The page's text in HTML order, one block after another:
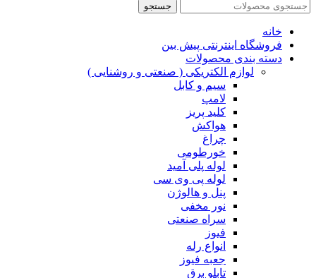
جستجو
خانه
فروشگاه اینترنتی پیش بین
دسته بندی محصولات
لوازم الکتریکی ( صنعتی و روشنایی )
سیم و کابل
لامپ
کلید پریز
هواکش
چراغ
خورطومی
لوله پلی آمید
لوله پی وی سی
پنل و هالوژن
نور مخفی
سراه صنعتی
فیوز
انواع رله
جعبه فیوز
تابلو برق